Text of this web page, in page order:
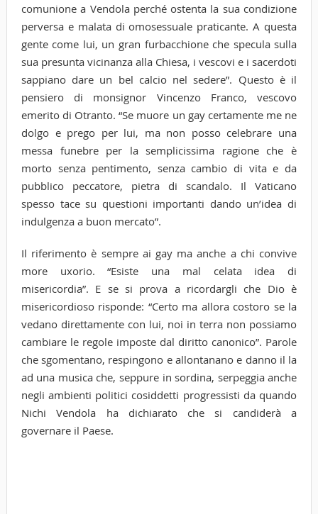
comunione a Vendola perché ostenta la sua condizione
perversa e malata di omosessuale praticante. A questa
gente come lui, un gran furbacchione che specula sulla
sua presunta vicinanza alla Chiesa, i vescovi e i sacerdoti
sappiano dare un bel calcio nel sedere”. Questo è il
pensiero di monsignor Vincenzo Franco, vescovo
emerito di Otranto. “Se muore un gay certamente me ne
dolgo e prego per lui, ma non posso celebrare una
messa funebre per la semplicissima ragione che è
morto senza pentimento, senza cambio di vita e da
pubblico peccatore, pietra di scandalo. Il Vaticano
spesso tace su questioni importanti dando un’idea di
indulgenza a buon mercato”.
Il riferimento è sempre ai gay ma anche a chi convive
more uxorio. “Esiste una mal celata idea di
misericordia”. E se si prova a ricordargli che Dio è
misericordioso risponde: “Certo ma allora costoro se la
vedano direttamente con lui, noi in terra non possiamo
cambiare le regole imposte dal diritto canonico”. Parole
che sgomentano, respingono e allontanano e danno il la
ad una musica che, seppure in sordina, serpeggia anche
negli ambienti politici cosiddetti progressisti da quando
Nichi Vendola ha dichiarato che si candiderà a
governare il Paese.